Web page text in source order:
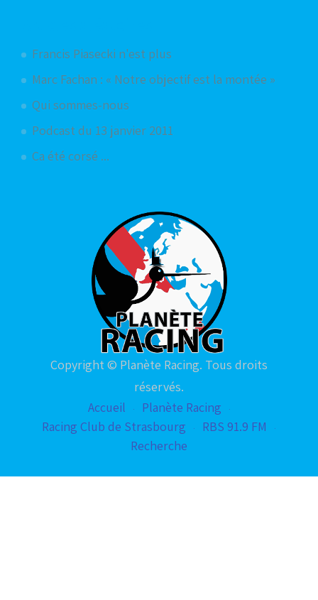
Francis Piasecki n'est plus
Marc Fachan : « Notre objectif est la montée »
Qui sommes-nous
Podcast du 13 janvier 2011
Ca été corsé ...
Copyright © Planète Racing. Tous droits
réservés.
Accueil
Planète Racing
Racing Club de Strasbourg
RBS 91.9 FM
Recherche